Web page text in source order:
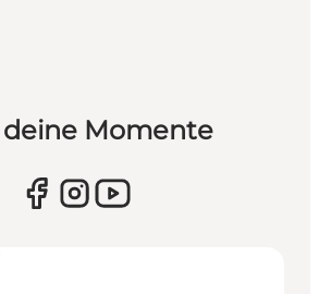
deine Momente